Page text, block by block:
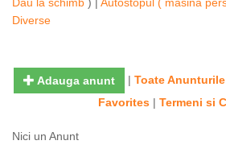
Diverse
Adauga anunt | Toate Anunturile
Favorites | Termeni si
Nici un Anunt